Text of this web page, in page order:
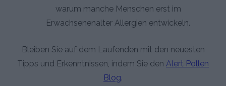
warum manche Menschen erst im
Erwachsenenalter Allergien entwickeln.
Bleiben Sie auf dem Laufenden mit den neuesten
Tipps und Erkenntnissen, indem Sie den Alert Pollen
Blog.